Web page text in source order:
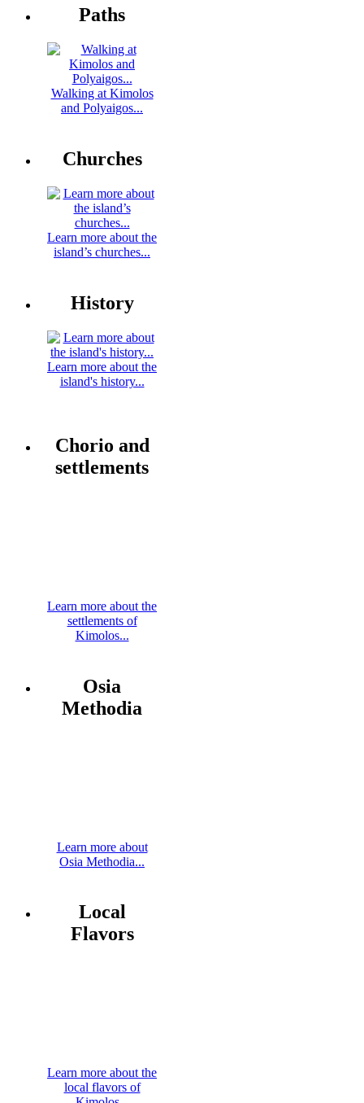
Paths
Walking at Kimolos
and Polyaigos...
Churches
Learn more about the
island’s churches...
History
Learn more about the
island's history...
Chorio and
settlements
Learn more about the
settlements of
Kimolos...
Osia
Methodia
Learn more about
Osia Methodia...
Local
Flavors
Learn more about the
local flavors of